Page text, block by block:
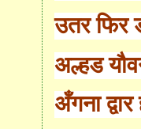
उतर फिर
अल्हड
अँगना